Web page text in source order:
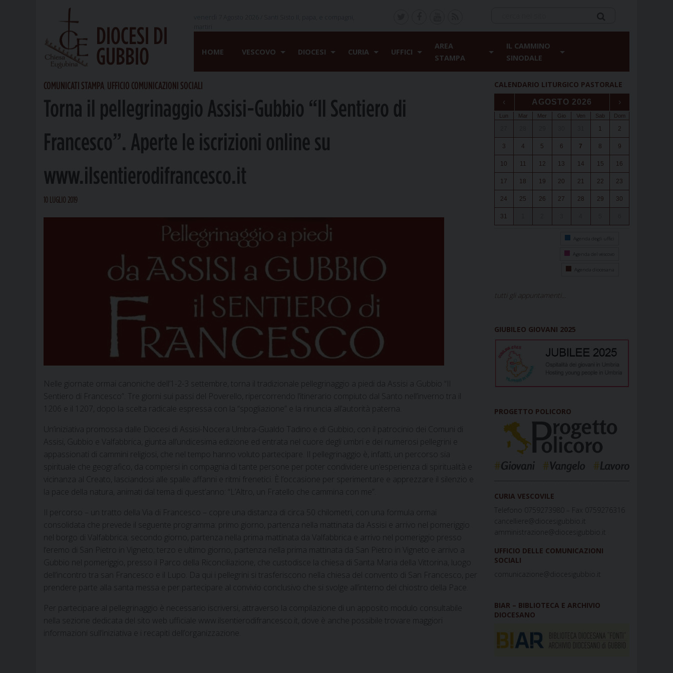
DIOCESI DI
GUBBIO
HOME VESCOVO DIOCESI CURIA UFFICI
AREA
STAMPA
IL CAMMINO
SINODALE
COMUNICATI STAMPA UFFICIO COMUNICAZIONI SOCIALI
Torna il pellegrinaggio Assisi-Gubbio “Il Sentiero di
Francesco”. Aperte le iscrizioni online su
www.ilsentierodifrancesco.it
10 LUGLIO 2019
Nelle giornate ormai canoniche dell’1-2-3 settembre, torna il tradizionale pellegrinaggio a piedi da Assisi a Gubbio “Il
Sentiero di Francesco”. Tre giorni sui passi del Poverello, ripercorrendo l’itinerario compiuto dal Santo nell’inverno tra il
1206 e il 1207, dopo la scelta radicale espressa con la “spogliazione” e la rinuncia all’autorità paterna.
Un’iniziativa promossa dalle Diocesi di Assisi-Nocera Umbra-Gualdo Tadino e di Gubbio, con il patrocinio dei Comuni di
Assisi, Gubbio e Valfabbrica, giunta all’undicesima edizione ed entrata nel cuore degli umbri e dei numerosi pellegrini e
appassionati di cammini religiosi, che nel tempo hanno voluto partecipare. Il pellegrinaggio è, infatti, un percorso sia
spirituale che geografico, da compiersi in compagnia di tante persone per poter condividere un’esperienza di spiritualità e
vicinanza al Creato, lasciandosi alle spalle affanni e ritmi frenetici. È l’occasione per sperimentare e apprezzare il silenzio e
la pace della natura, animati dal tema di quest’anno: “L’Altro, un Fratello che cammina con me”.
Il percorso – un tratto della Via di Francesco – copre una distanza di circa 50 chilometri, con una formula ormai
consolidata che prevede il seguente programma: primo giorno, partenza nella mattinata da Assisi e arrivo nel pomeriggio
nel borgo di Valfabbrica; secondo giorno, partenza nella prima mattinata da Valfabbrica e arrivo nel pomeriggio presso
l’eremo di San Pietro in Vigneto; terzo e ultimo giorno, partenza nella prima mattinata da San Pietro in Vigneto e arrivo a
Gubbio nel pomeriggio, presso il Parco della Riconciliazione, che custodisce la chiesa di Santa Maria della Vittorina, luogo
dell’incontro tra san Francesco e il Lupo. Da qui i pellegrini si trasferiscono nella chiesa del convento di San Francesco, per
prendere parte alla santa messa e per partecipare al convivio conclusivo che si svolge all’interno del chiostro della Pace.
Per partecipare al pellegrinaggio è necessario iscriversi, attraverso la compilazione di un apposito modulo consultabile
nella sezione dedicata del sito web ufficiale www.ilsentierodifrancesco.it, dove è anche possibile trovare maggiori
informazioni sull’iniziativa e i recapiti dell’organizzazione.
CALENDARIO LITURGICO PASTORALE
‹ AGOSTO 2026 ›
Lun Mar Mer Gio Ven Sab Dom
1 2
3 4 5 6 7 8 9
10 11 12 13 14 15 16
17 18 19 20 21 22 23
24 25 26 27 28 29 30
31
Agenda degli uffici
Agenda del vescovo
Agenda diocesana
tutti gli appuntamenti...
GIUBILEO GIOVANI 2025
PROGETTO POLICORO
CURIA VESCOVILE
Telefono 0759273980 – Fax 0759276316
cancelliere@diocesigubbio.it
amministrazione@diocesigubbio.it
UFFICIO DELLE COMUNICAZIONI
SOCIALI
comunicazione@diocesigubbio.it
BIAR – BIBLIOTECA E ARCHIVIO
DIOCESANO